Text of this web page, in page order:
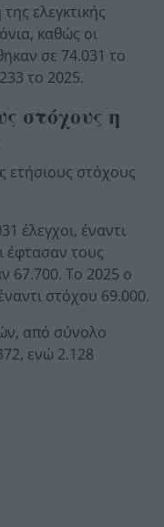
ελεγκτικής
καθώς οι
σε 74.031 το
το 2025.
στόχους η
ετήσιους στόχους
έλεγχοι, έναντι
έφτασαν τους
67.700. Το 2025 ο
στόχου 69.000.
από σύνολο
ενώ 2.128